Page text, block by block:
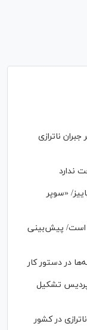
ناترازی
ندارد
«سوپر
است/ پیش‌بینی
در دستور کار
تشکیل
در کشور